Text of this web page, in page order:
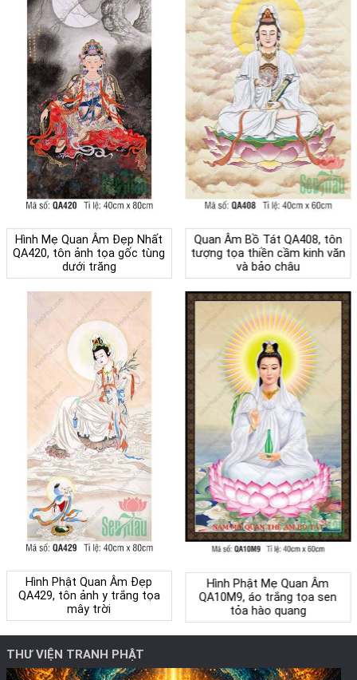
Hình Mẹ Quan Âm Đẹp Nhất
QA420, tôn ảnh tọa gốc tùng
dưới trăng
Quan Âm Bồ Tát QA408, tôn
tượng tọa thiền cầm kinh văn
và bảo châu
Hình Phật Quan Âm Đẹp
QA429, tôn ảnh y trắng tọa
mây trời
Hình Phật Mẹ Quan Âm
QA10M9, áo trắng tọa sen
tỏa hào quang
THƯ VIỆN TRANH PHẬT